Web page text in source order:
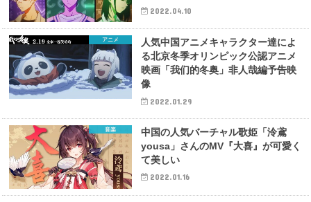
2022.04.10
アニメ
人気中国アニメキャラクター達によ
る北京冬季オリンピック公認アニメ
映画「我们的冬奥」非人哉編予告映
像
2022.01.29
音楽
中国の人気バーチャル歌姫「泠鳶
yousa」さんのMV『大喜』が可愛く
て美しい
2022.01.16